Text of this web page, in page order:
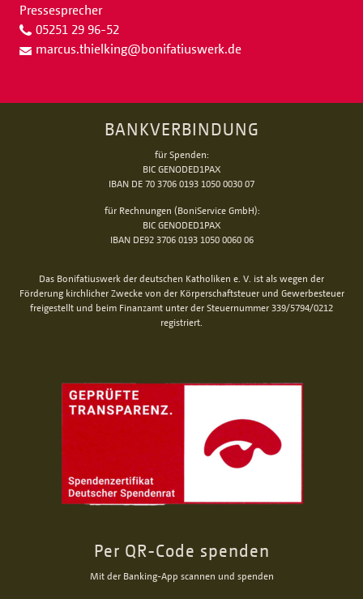
Pressesprecher
05251 29 96-52
marcus.thielking@bonifatiuswerk.de
BANKVERBINDUNG
für Spenden:
BIC GENODED1PAX
IBAN DE 70 3706 0193 1050 0030 07
für Rechnungen (BoniService GmbH):
BIC GENODED1PAX
IBAN DE92 3706 0193 1050 0060 06
Das Bonifatiuswerk der deutschen Katholiken e. V. ist als wegen der
Förderung kirchlicher Zwecke von der Körperschaftsteuer und Gewerbesteuer
freigestellt und beim Finanzamt unter der Steuernummer 339/5794/0212
registriert.
Per QR-Code spenden
Mit der Banking-App scannen und spenden